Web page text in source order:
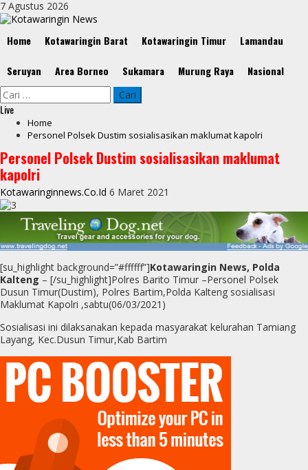
Skip
to
7 Agustus 2026
Menu
Home Kotawaringin Barat Kotawaringin Timur Lamandau
Seruyan Area Borneo Sukamara Murung Raya Nasional
Cari
untuk:
Live
Home
Personel Polsek Dustim sosialisasikan maklumat kapolri
Personel Polsek Dustim sosialisasikan maklumat
kapolri
Kotawaringinnews.co.id 6 Maret 2021
[su_highlight background=”#ffffff”]Kotawaringin News, Polda
Kalteng – [/su_highlight]Polres Barito Timur –Personel Polsek
Dusun Timur(Dustim), Polres Bartim,Polda Kalteng sosialisasi
Maklumat Kapolri ,sabtu(06/03/2021)
Sosialisasi ini dilaksanakan kepada masyarakat kelurahan Tamiang
Layang, Kec.Dusun Timur,Kab Bartim